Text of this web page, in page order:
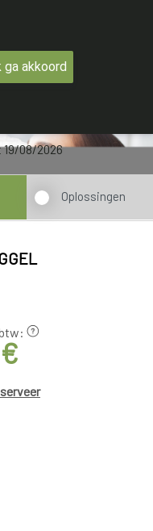
19/08/2026
Oplossingen
ga akkoord